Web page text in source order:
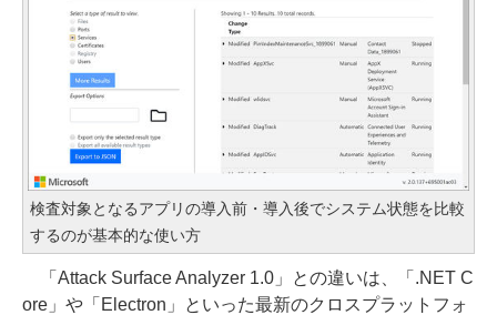
検査対象となるアプリの導入前・導入後でシステム状態を比較
するのが基本的な使い方
「Attack Surface Analyzer 1.0」との違いは、「.NET C
ore」や「Electron」といった最新のクロスプラットフォ